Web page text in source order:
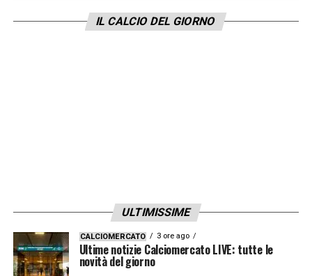
IL CALCIO DEL GIORNO
ULTIMISSIME
CALCIOMERCATO 3 ore ago
Ultime notizie Calciomercato LIVE: tutte le
novità del giorno